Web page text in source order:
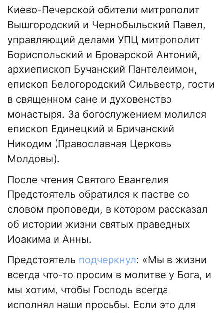
Киево-Печерской обители митрополит
Вышгородский и Чернобыльский Павел,
управляющий делами УПЦ митрополит
Бориспольский и Броварской Антоний,
архиепископ Бучанский Пантелеимон,
епископ Белогородский Сильвестр, гости
в священном сане и духовенство
монастыря. За богослужением молился
епископ Единецкий и Бричанский
Никодим (Православная Церковь
Молдовы).
После чтения Святого Евангелия
Предстоятель обратился к пастве со
словом проповеди, в котором рассказал
об истории жизни святых праведных
Иоакима и Анны.
Предстоятель подчеркнул: «Мы в жизни
всегда что-то просим в молитве у Бога, и
мы хотим, чтобы Господь всегда
исполнял наши просьбы. Если это для